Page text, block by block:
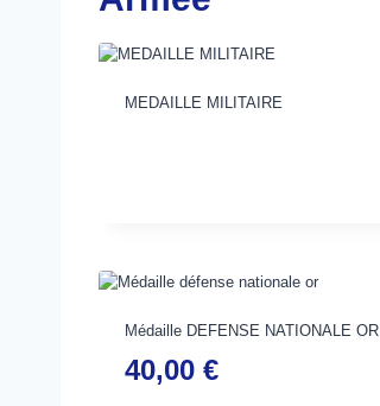
MEDAILLE MILITAIRE
Médaille DEFENSE NATIONALE OR
40,00€